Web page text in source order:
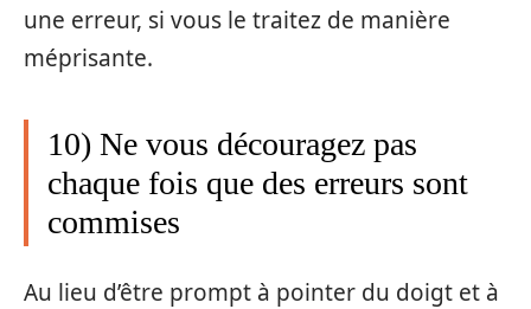
une erreur, si vous le traitez de manière
méprisante.
10) Ne vous découragez pas
chaque fois que des erreurs sont
commises
Au lieu d’être prompt à pointer du doigt et à